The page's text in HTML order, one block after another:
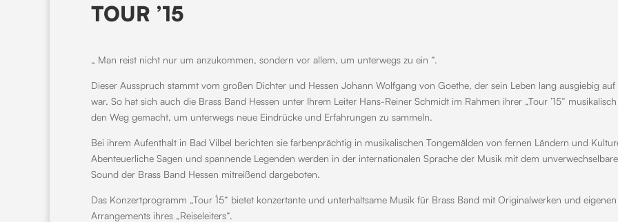
TOUR ’15
„ Man reist nicht nur um anzukommen, sondern vor allem, um unterwegs zu ein “.
Dieser Ausspruch stammt vom großen Dichter und Hessen Johann Wolfgang von Goethe, der sein Leben lang ausgiebig auf
war. So hat sich auch die Brass Band Hessen unter Ihrem Leiter Hans-Reiner Schmidt im Rahmen ihrer „Tour ’15“
den Weg gemacht, um unterwegs neue Eindrücke und Erfahrungen zu sammeln.
Bei ihrem Aufenthalt in Bad Vilbel berichten sie farbenprächtig in musikalischen Tongemälden von fernen Ländern und
Abenteuerliche Sagen und spannende Legenden werden in der internationalen Sprache der Musik mit dem
Sound der Brass Band Hessen mitreißend dargeboten.
Das Konzertprogramm „Tour ́15“ bietet konzertante und unterhaltsame Musik für Brass Band mit Originalwerken und eigenen
Arrangements ihres „Reiseleiters“.